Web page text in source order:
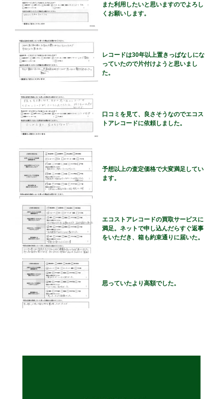
また利用したいと思いますのでよろし
くお願いします。
レコードは30年以上置きっぱなしにな
っていたので片付けようと思いまし
た。
口コミを見て、良さそうなのでエコス
トアレコードに依頼しました。
予想以上の査定価格で大変満足してい
ます。
エコストアレコードの買取サービスに
満足。ネットで申し込んだらすぐ返事
をいただき、箱も約束通りに届いた。
思っていたより高額でした。